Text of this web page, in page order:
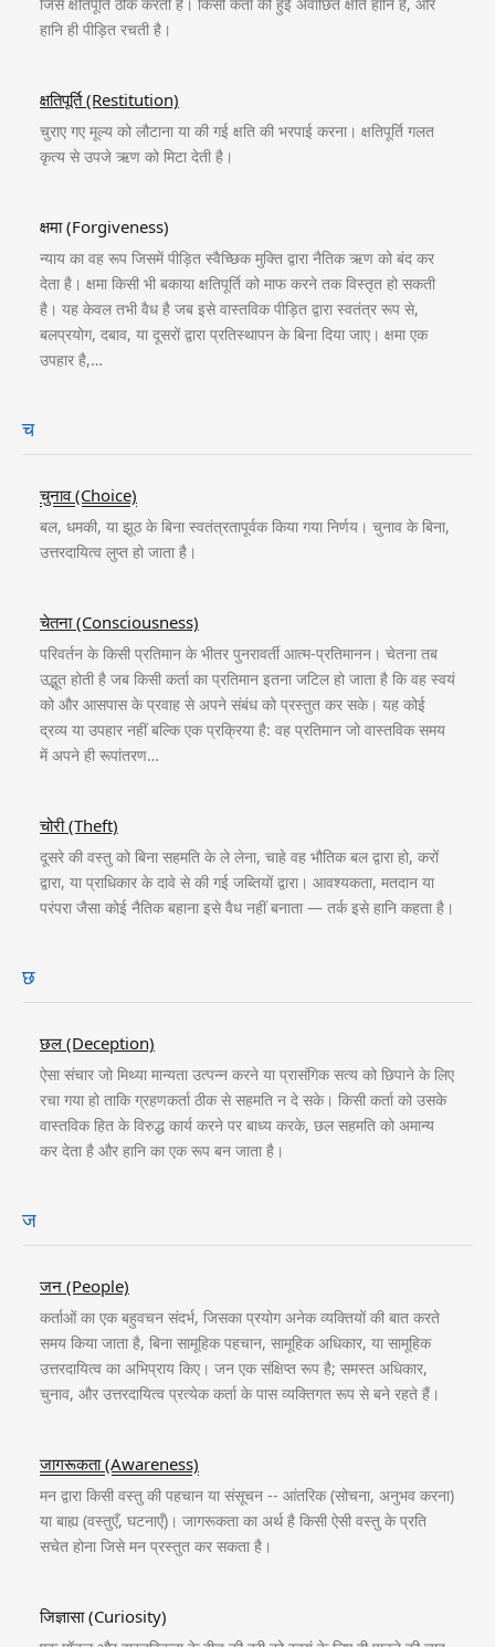
हानि ही पीड़ित रचती है।
क्षतिपूर्ति (Restitution)
चुराए गए मूल्य को लौटाना या की गई क्षति की भरपाई करना। क्षतिपूर्ति गलत
कृत्य से उपजे ऋण को मिटा देती है।
क्षमा (Forgiveness)
न्याय का वह रूप जिसमें पीड़ित स्वैच्छिक मुक्ति द्वारा नैतिक ऋण को बंद कर
देता है। क्षमा किसी भी बकाया क्षतिपूर्ति को माफ करने तक विस्तृत हो सकती
है। यह केवल तभी वैध है जब इसे वास्तविक पीड़ित द्वारा स्वतंत्र रूप से,
बलप्रयोग, दबाव, या दूसरों द्वारा प्रतिस्थापन के बिना दिया जाए। क्षमा एक
उपहार है,…
च
चुनाव (Choice)
बल, धमकी, या झूठ के बिना स्वतंत्रतापूर्वक किया गया निर्णय। चुनाव के बिना,
उत्तरदायित्व लुप्त हो जाता है।
चेतना (Consciousness)
परिवर्तन के किसी प्रतिमान के भीतर पुनरावर्ती आत्म-प्रतिमानन। चेतना तब
उद्भूत होती है जब किसी कर्ता का प्रतिमान इतना जटिल हो जाता है कि वह स्वयं
को और आसपास के प्रवाह से अपने संबंध को प्रस्तुत कर सके। यह कोई
द्रव्य या उपहार नहीं बल्कि एक प्रक्रिया है: वह प्रतिमान जो वास्तविक समय
में अपने ही रूपांतरण…
चोरी (Theft)
दूसरे की वस्तु को बिना सहमति के ले लेना, चाहे वह भौतिक बल द्वारा हो, करों
द्वारा, या प्राधिकार के दावे से की गई जब्तियों द्वारा। आवश्यकता, मतदान या
परंपरा जैसा कोई नैतिक बहाना इसे वैध नहीं बनाता — तर्क इसे हानि कहता है।
छ
छल (Deception)
ऐसा संचार जो मिथ्या मान्यता उत्पन्न करने या प्रासंगिक सत्य को छिपाने के लिए
रचा गया हो ताकि ग्रहणकर्ता ठीक से सहमति न दे सके। किसी कर्ता को उसके
वास्तविक हित के विरुद्ध कार्य करने पर बाध्य करके, छल सहमति को अमान्य
कर देता है और हानि का एक रूप बन जाता है।
ज
जन (People)
कर्ताओं का एक बहुवचन संदर्भ, जिसका प्रयोग अनेक व्यक्तियों की बात करते
समय किया जाता है, बिना सामूहिक पहचान, सामूहिक अधिकार, या सामूहिक
उत्तरदायित्व का अभिप्राय किए। जन एक संक्षिप्त रूप है; समस्त अधिकार,
चुनाव, और उत्तरदायित्व प्रत्येक कर्ता के पास व्यक्तिगत रूप से बने रहते हैं।
जागरूकता (Awareness)
मन द्वारा किसी वस्तु की पहचान या संसूचन -- आंतरिक (सोचना, अनुभव करना)
या बाह्य (वस्तुएँ, घटनाएँ)। जागरूकता का अर्थ है किसी ऐसी वस्तु के प्रति
सचेत होना जिसे मन प्रस्तुत कर सकता है।
जिज्ञासा (Curiosity)